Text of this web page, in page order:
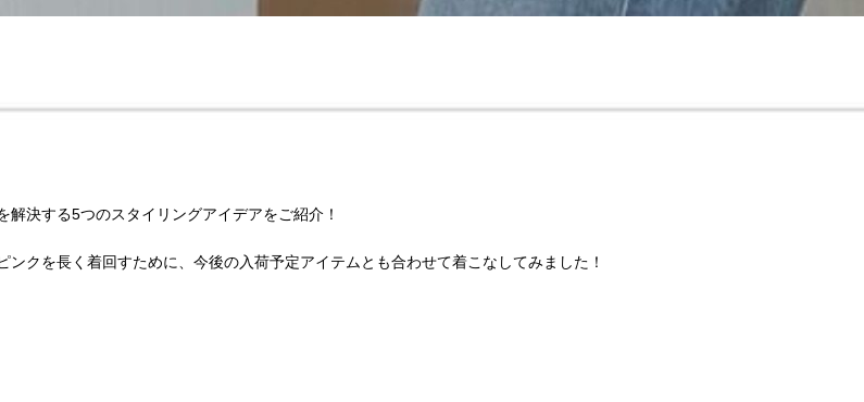
決する5つのスタイリングアイデアをご紹介！
クを長く着回すために、今後の入荷予定アイテムとも合わせて着こなしてみました！